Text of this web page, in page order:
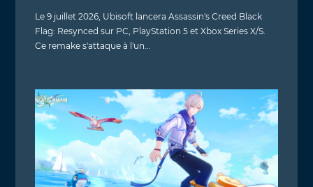
Le 9 juillet 2026, Ubisoft lancera Assassin's Creed Black
Flag: Resynced sur PC, PlayStation 5 et Xbox Series X/S.
Ce remake s'attaque à l'un…